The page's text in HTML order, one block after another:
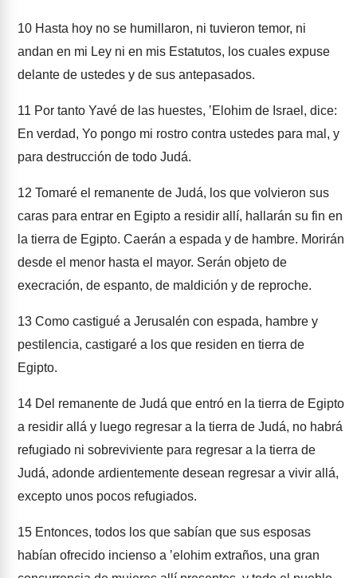
10 Hasta hoy no se humillaron, ni tuvieron temor, ni
andan en mi Ley ni en mis Estatutos, los cuales expuse
delante de ustedes y de sus antepasados.
11 Por tanto Yavé de las huestes, ʼElohim de Israel, dice:
En verdad, Yo pongo mi rostro contra ustedes para mal, y
para destrucción de todo Judá.
12 Tomaré el remanente de Judá, los que volvieron sus
caras para entrar en Egipto a residir allí, hallarán su fin en
la tierra de Egipto. Caerán a espada y de hambre. Morirán
desde el menor hasta el mayor. Serán objeto de
execración, de espanto, de maldición y de reproche.
13 Como castigué a Jerusalén con espada, hambre y
pestilencia, castigaré a los que residen en tierra de
Egipto.
14 Del remanente de Judá que entró en la tierra de Egipto
a residir allá y luego regresar a la tierra de Judá, no habrá
refugiado ni sobreviviente para regresar a la tierra de
Judá, adonde ardientemente desean regresar a vivir allá,
excepto unos pocos refugiados.
15 Entonces, todos los que sabían que sus esposas
habían ofrecido incienso a ʼelohim extraños, una gran